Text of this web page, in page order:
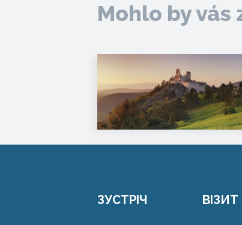
Mohlo by vás
ЗУСТРІЧ ВІЗИТ